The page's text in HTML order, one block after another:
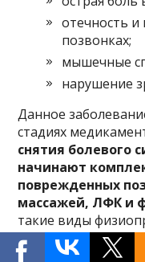
отечность
позвонках;
мышечные
нарушение
Данное
стадиях
снятия болевого
начинают
поврежденных
массажей, ЛФК и
такие виды